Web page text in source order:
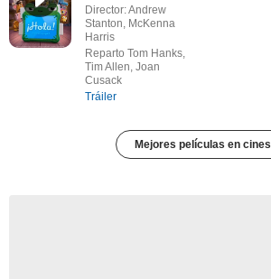
Director: Andrew
Stanton, McKenna
Harris
Reparto Tom Hanks,
Tim Allen, Joan
Cusack
Tráiler
Mejores películas en cines